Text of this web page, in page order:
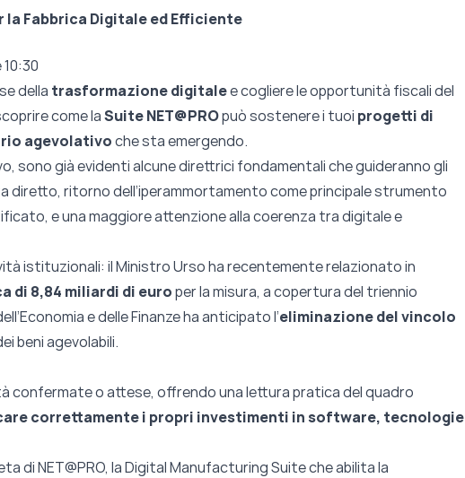
Fabbrica Digitale ed Efficiente
della trasformazione digitalee cogliere le opportunità fiscali del
come laSuite NET@PROpuò sostenere i tuoi progetti di
agevolativoche sta emergendo.
sono già evidenti alcune direttrici fondamentali che guideranno gli
diretto, ritorno dell’iperammortamento come principale strumento
e una maggiore attenzione alla coerenza tra digitale e
istituzionali: il Ministro Urso ha recentemente relazionato in
di 8,84 miliardi di europer la misura, a copertura del triennio
e delle Finanze ha anticipato l’eliminazione del vincolo
beni agevolabili.
confermate o attese, offrendo una lettura pratica del quadro
correttamente i propri investimenti in software, tecnologie
di NET@PRO, la Digital Manufacturing Suite che abilita la